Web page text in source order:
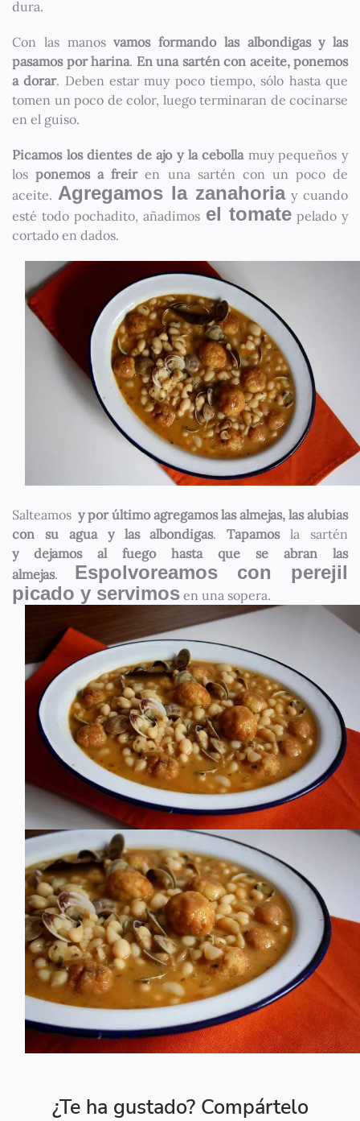
dura.
Con las manosvamos formando las albondigas y las
pasamos por harina. En una sartén con aceite, ponemos
a dorar. Deben estar muy poco tiempo, sólo hasta que
tomen un poco de color, luego terminaran de cocinarse
en el guiso.
Picamos los dientes de ajo y la cebollamuy pequeños y
losponemos a freiren una sartén con un poco de
aceite. Agregamos la zanahoriay cuando
esté todo pochadito, añadimos el tomatepelado y
cortado en dados.
Salteamos y por último agregamos las almejas, las alubias
con su agua y las albondigas.Tapamosla sartén
y dejamos al fuego hasta que se abran las
almejas. Espolvoreamos con perejil
picado y servimos en una sopera.
¿Te ha gustado? Compártelo